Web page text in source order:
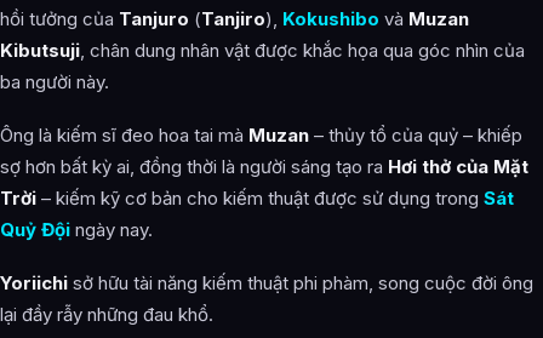
Câu Hỏi Thường Gặp
Tsugikuni Yoriichi là ai?
Tsugikuni Yoriichi xuất hiện trong tác phẩm nào?
Các mối quan hệ quan trọng của Tsugikuni Yoriichi là gì?
hồi tưởng của Tanjuro (Tanjiro), Kokushibo và Muzan
Kibutsuji , chân dung nhân vật được khắc họa qua góc nhìn của
ba người này.
Ông là kiếm sĩ đeo hoa tai mà Muzan – thủy tổ của quỷ – khiếp
sợ hơn bất kỳ ai, đồng thời là người sáng tạo ra Hơi thở của Mặt
Trời – kiếm kỹ cơ bản cho kiếm thuật được sử dụng trong Sát
Quỷ Đội ngày nay.
Yoriichi sở hữu tài năng kiếm thuật phi phàm, song cuộc đời ông
lại đầy rẫy những đau khổ.